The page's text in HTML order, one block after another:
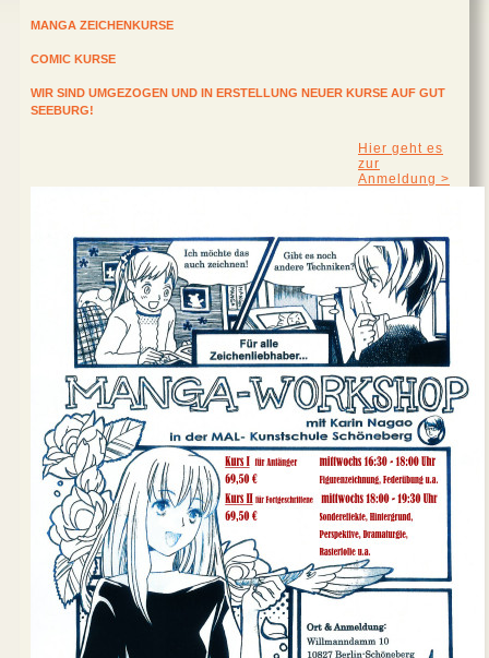
MANGA ZEICHENKURSE
COMIC KURSE
WIR SIND UMGEZOGEN UND IN ERSTELLUNG NEUER KURSE AUF GUT
SEEBURG!
Hier geht es
zur
Anmeldung >